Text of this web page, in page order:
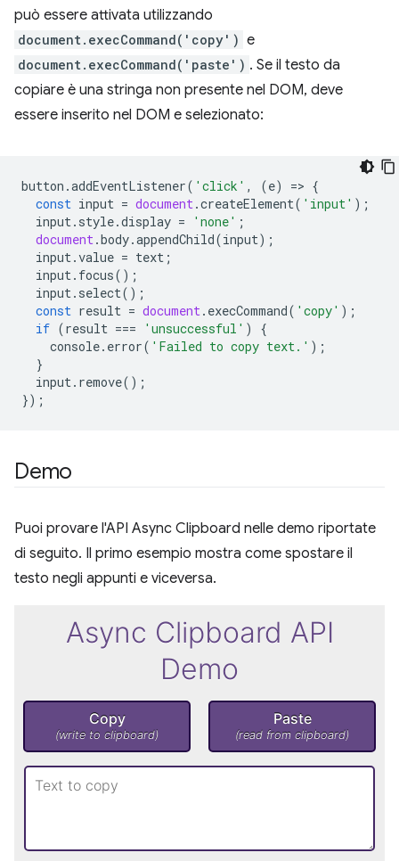
può essere attivata utilizzando
document.execCommand('copy') e
document.execCommand('paste') . Se il testo da
copiare è una stringa non presente nel DOM, deve
essere inserito nel DOM e selezionato:
button .addEventListener( 'click' , (e) => {
const input = document .createElement( 'input' );
input . style.display = 'none' ;
document .body.appendChild(input);
input .value = text ;
input . focus();
input . select();
const result = document . execCommand( 'copy' );
if (result === 'unsuccessful' )
{
console. error( 'Failed to copy text.' );
}
input . remove();
});
Demo
Puoi provare l'API Async Clipboard nelle demo riportate
di seguito. Il primo esempio mostra come spostare il
testo negli appunti e viceversa.